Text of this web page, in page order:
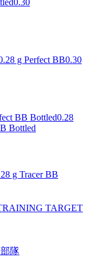
g Perfect BB0.30
BB Bottled0.28
Bottled
g Tracer BB
TARGET
隊